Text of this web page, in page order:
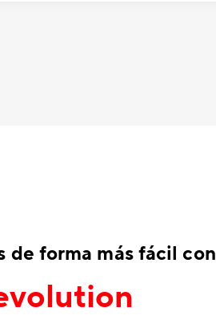
de forma más fácil